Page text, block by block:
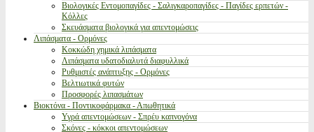
Βιολογικές Εντομοπαγίδες - Σαλιγκαροπαγίδες - Παγίδες ερπετών -
Κόλλες
Σκευάσματα βιολογικά για απεντομώσεις
Λιπάσματα - Ορμόνες
Κοκκώδη χημικά λιπάσματα
Λιπάσματα υδατοδιαλυτά διαφυλλικά
Ρυθμιστές ανάπτυξης - Ορμόνες
Βελτιωτικά φυτών
Προσφορές λιπασμάτων
Βιοκτόνα - Ποντικοφάρμακα - Απωθητικά
Υγρά απεντομώσεων - Σπρέυ καπνογόνα
Σκόνες - κόκκοι απεντομώσεων